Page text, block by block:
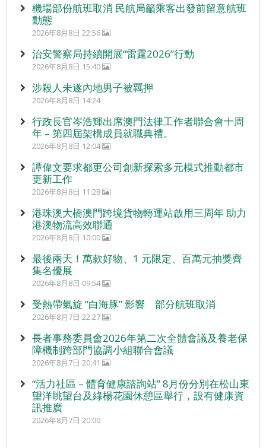
機場部份航班取消 民航局籲乘客出發前留意航班
動態
2026年8月8日 22:56
治安警察局持續開展“雷霆2026”行動
2026年8月8日 15:40
涉殺人未遂內地男子被羈押
2026年8月8日 14:24
行政長官岑浩輝出席澳門法律工作者聯合會十周
年 – 第四屆架構成員就職典禮。
2026年8月8日 12:04
譚偉文要求都更公司創新探索多元模式推動都市
更新工作
2026年8月8日 11:28
港珠澳大橋澳門跨境貨物轉運站啟用三周年 助力
港澳物流高效聯通
2026年8月8日 10:00
最後兩天！萬款好物、1 元限定、百萬元抽獎齊
集名優展
2026年8月8日 09:54
受熱帶氣旋 “白海豚” 影響 部分航班取消
2026年8月7日 22:27
長者事務委員會2026年第二次全體會議及養老保
障機制跨部門協調小組聯合會議
2026年8月7日 20:41
“活力社區 – 體育健康諮詢站” 8月份分別在松山東
望洋眺望台及綠楊花園休憩區舉行，設有健康資
訊推廣
2026年8月7日 20:00